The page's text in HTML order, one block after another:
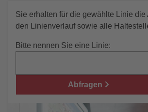
Sie erhalten für die gewählte Linie die
den Linienverlauf sowie alle
Bitte nennen Sie eine Linie:
Abfragen